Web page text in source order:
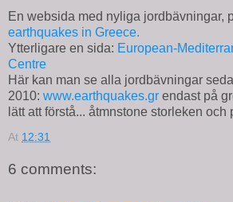
En websida med nyliga jordbävningar,
earthquakes in Greece.
Ytterligare en sida: European-
Centre
Här kan man se alla jordbävningar
2010: www.earthquakes.gr endast på
lätt att förstå... åtmnstone storleken och
At 12:31
6 comments: